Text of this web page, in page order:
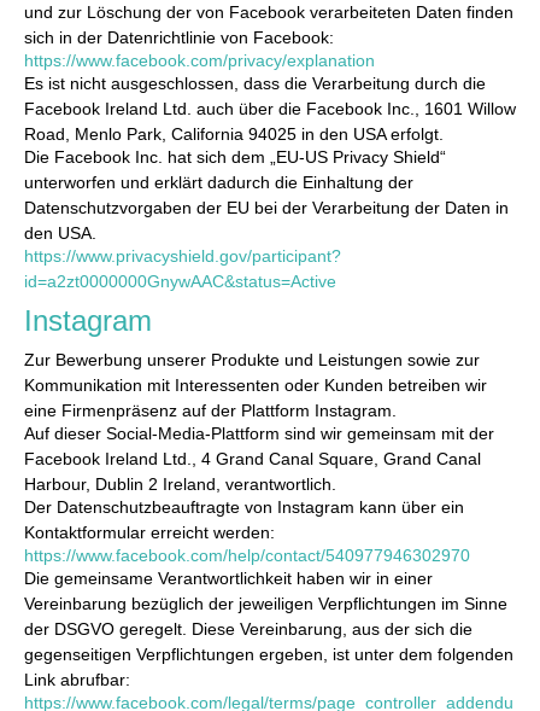
und zur Löschung der von Facebook verarbeiteten Daten finden
sich in der Datenrichtlinie von Facebook:
https://www.facebook.com/privacy/explanation
Es ist nicht ausgeschlossen, dass die Verarbeitung durch die
Facebook Ireland Ltd. auch über die Facebook Inc., 1601 Willow
Road, Menlo Park, California 94025 in den USA erfolgt.
Die Facebook Inc. hat sich dem „EU-US Privacy Shield“
unterworfen und erklärt dadurch die Einhaltung der
Datenschutzvorgaben der EU bei der Verarbeitung der Daten in
den USA.
https://www.privacyshield.gov/participant?
id=a2zt0000000GnywAAC&status=Active
Instagram
Zur Bewerbung unserer Produkte und Leistungen sowie zur
Kommunikation mit Interessenten oder Kunden betreiben wir
eine Firmenpräsenz auf der Plattform Instagram.
Auf dieser Social-Media-Plattform sind wir gemeinsam mit der
Facebook Ireland Ltd., 4 Grand Canal Square, Grand Canal
Harbour, Dublin 2 Ireland, verantwortlich.
Der Datenschutzbeauftragte von Instagram kann über ein
Kontaktformular erreicht werden:
https://www.facebook.com/help/contact/540977946302970
Die gemeinsame Verantwortlichkeit haben wir in einer
Vereinbarung bezüglich der jeweiligen Verpflichtungen im Sinne
der DSGVO geregelt. Diese Vereinbarung, aus der sich die
gegenseitigen Verpflichtungen ergeben, ist unter dem folgenden
Link abrufbar:
https://www.facebook.com/legal/terms/page_controller_addendu